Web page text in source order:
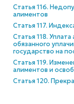
Статья 116.
алиментов
Статья 117.
Статья 118.
обязанного
государство на
Статья 119.
алиментов и
Статья 120.